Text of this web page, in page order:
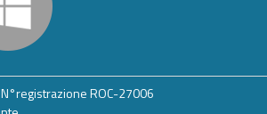
ROC-27006